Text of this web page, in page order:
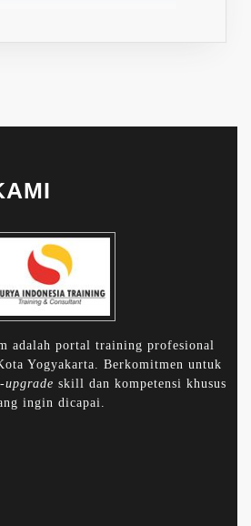
adalah portal training profesional
Yogyakarta. Berkomitmen untuk
upgrade skill dan kompetensi khusus
ingin dicapai.